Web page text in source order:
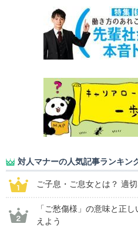
対人マナーの人気記事ランキン
ご子息・ご息女とは？ 適
「ご愁傷様」の意味と正
えよう